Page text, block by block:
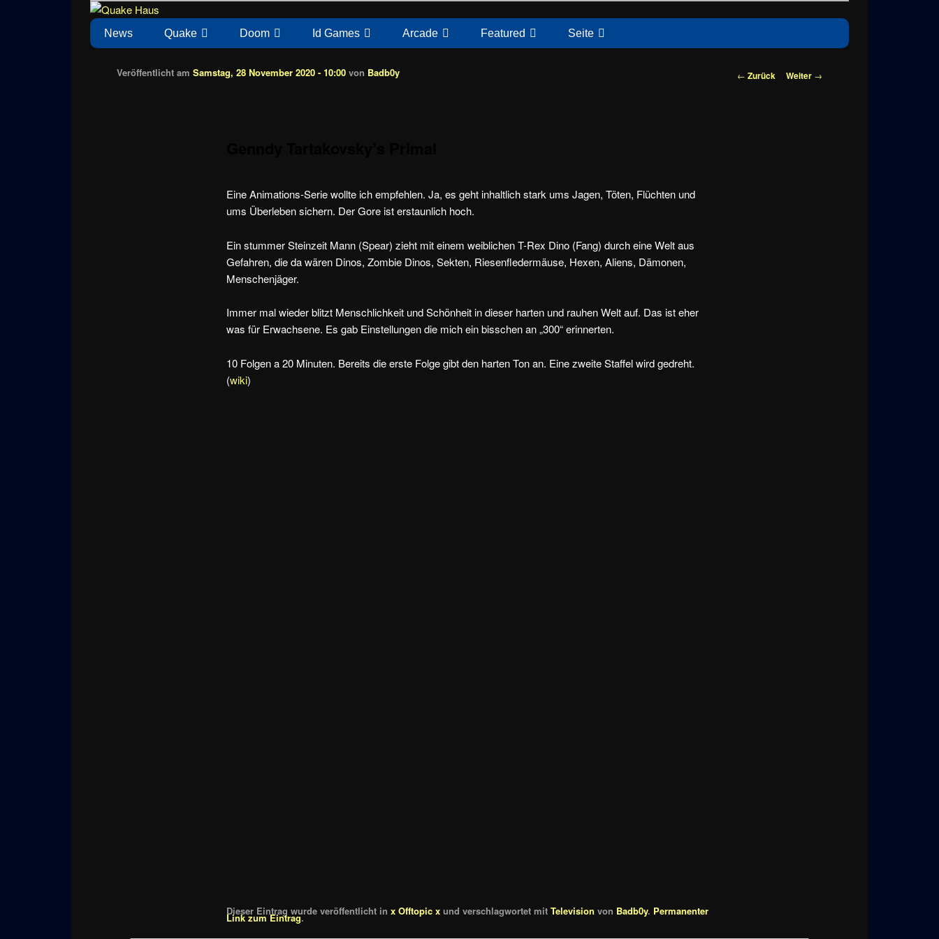
Quake Haus
News zu Quake, Doom, FPS, Arcade
Hauptmenü
News Quake Doom Id Games Arcade Featured Seite
Beitragsnavigation
← Zurück Weiter →
Veröffentlicht amSamstag, 28 November 2020 - 10:00 von Badb0y
Eine Animations-Serie wollte ich empfehlen. Ja, es geht inhaltlich stark ums Jagen, Töten, Flüchten und
ums Überleben sichern. Der Gore ist erstaunlich hoch.
Ein stummer Steinzeit Mann (Spear) zieht mit einem weiblichen T-Rex Dino (Fang) durch eine Welt aus
Gefahren, die da wären Dinos, Zombie Dinos, Sekten, Riesenfledermäuse, Hexen, Aliens, Dämonen,
Menschenjäger.
Immer mal wieder blitzt Menschlichkeit und Schönheit in dieser harten und rauhen Welt auf. Das ist eher
was für Erwachsene. Es gab Einstellungen die mich ein bisschen an „300“ erinnerten.
10 Folgen a 20 Minuten. Bereits die erste Folge gibt den harten Ton an. Eine zweite Staffel wird gedreht.
(wiki)
Dieser Eintrag wurde veröffentlicht inx Offtopic x und verschlagwortet mitTelevision von Badb0y. Permanenter
Link zum Eintrag.